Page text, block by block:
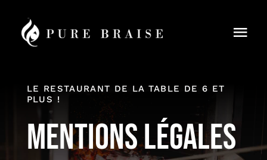
contenu
Réservation
À Emporter
LE RESTAURANT DE LA TABLE DE 6 ET
PLUS !
Mentions Légales